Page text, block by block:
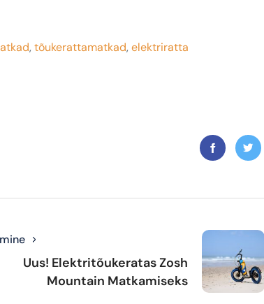
,tõukerattamatkad,elektriratta
Uus! Elektritõukeratas Zosh
Mountain Matkamiseks